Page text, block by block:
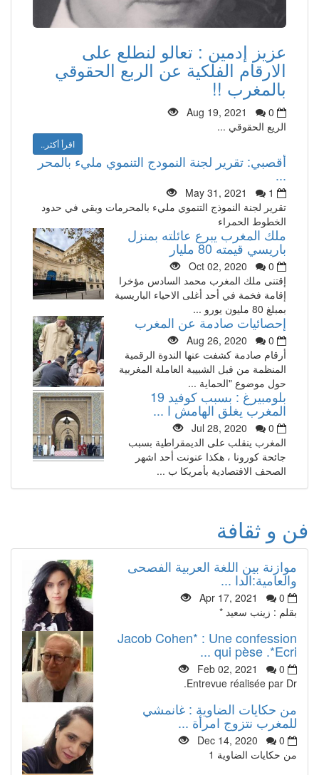
عزيز إدمين : تعالو لنطلع على
الارقام الفلكية عن الربع الحقوقي
بالمغرب !!
Aug 19, 2021
0
الريع الحقوقي ...
اقرأ أكثر..
أقصبي: تقرير لجنة النمودج التنموي مليء بالمحر
May 31, 2021
1
تقرير لجنة النموذج التنموي مليء بالمحرمات وبقي في حدود
الخطوط الحمراء
ملك المغرب يبرع عائلته بمنزل
باريسي قيمته 80 مليار
Oct 02, 2020
0
إقتنى ملك المغرب محمد السادس مؤخرا
إقامة فخمة في أحد أغلى الاحياء الباريسية
بمبلغ 80 مليون يورو ...
إحصائيات صادمة عن المغرب
Aug 26, 2020
0
أرقام صادمة كشفت عنها الندوة الرقمية
المنظمة من قبل الشبيبة العاملة المغربية
حول موضوع "الحماية ...
بلومبيرغ : بسبب كوفيد 19
المغرب يغلق الهامش ا ...
Jul 28, 2020
0
المغرب ينقلب على الديمقراطية بسبب
جائحة كورونا ، هكذا عنونت أحد اشهر
الصحف الاقتصادية بأمريكا ب ...
فن و ثقافة
موازنة بين اللغة العربية الفصحى
والعامية:الدا ...
Apr 17, 2021
0
بقلم : زينب سعيد *
Jacob Cohen* : Une confession
qui pèse .*Ecri ...
Feb 02, 2021
0
Entrevue réalisée par Dr.
من حكايات الضاوية : غانمشي
للمغرب نتزوج امرأة ...
Dec 14, 2020
0
من حكايات الضاوية 1